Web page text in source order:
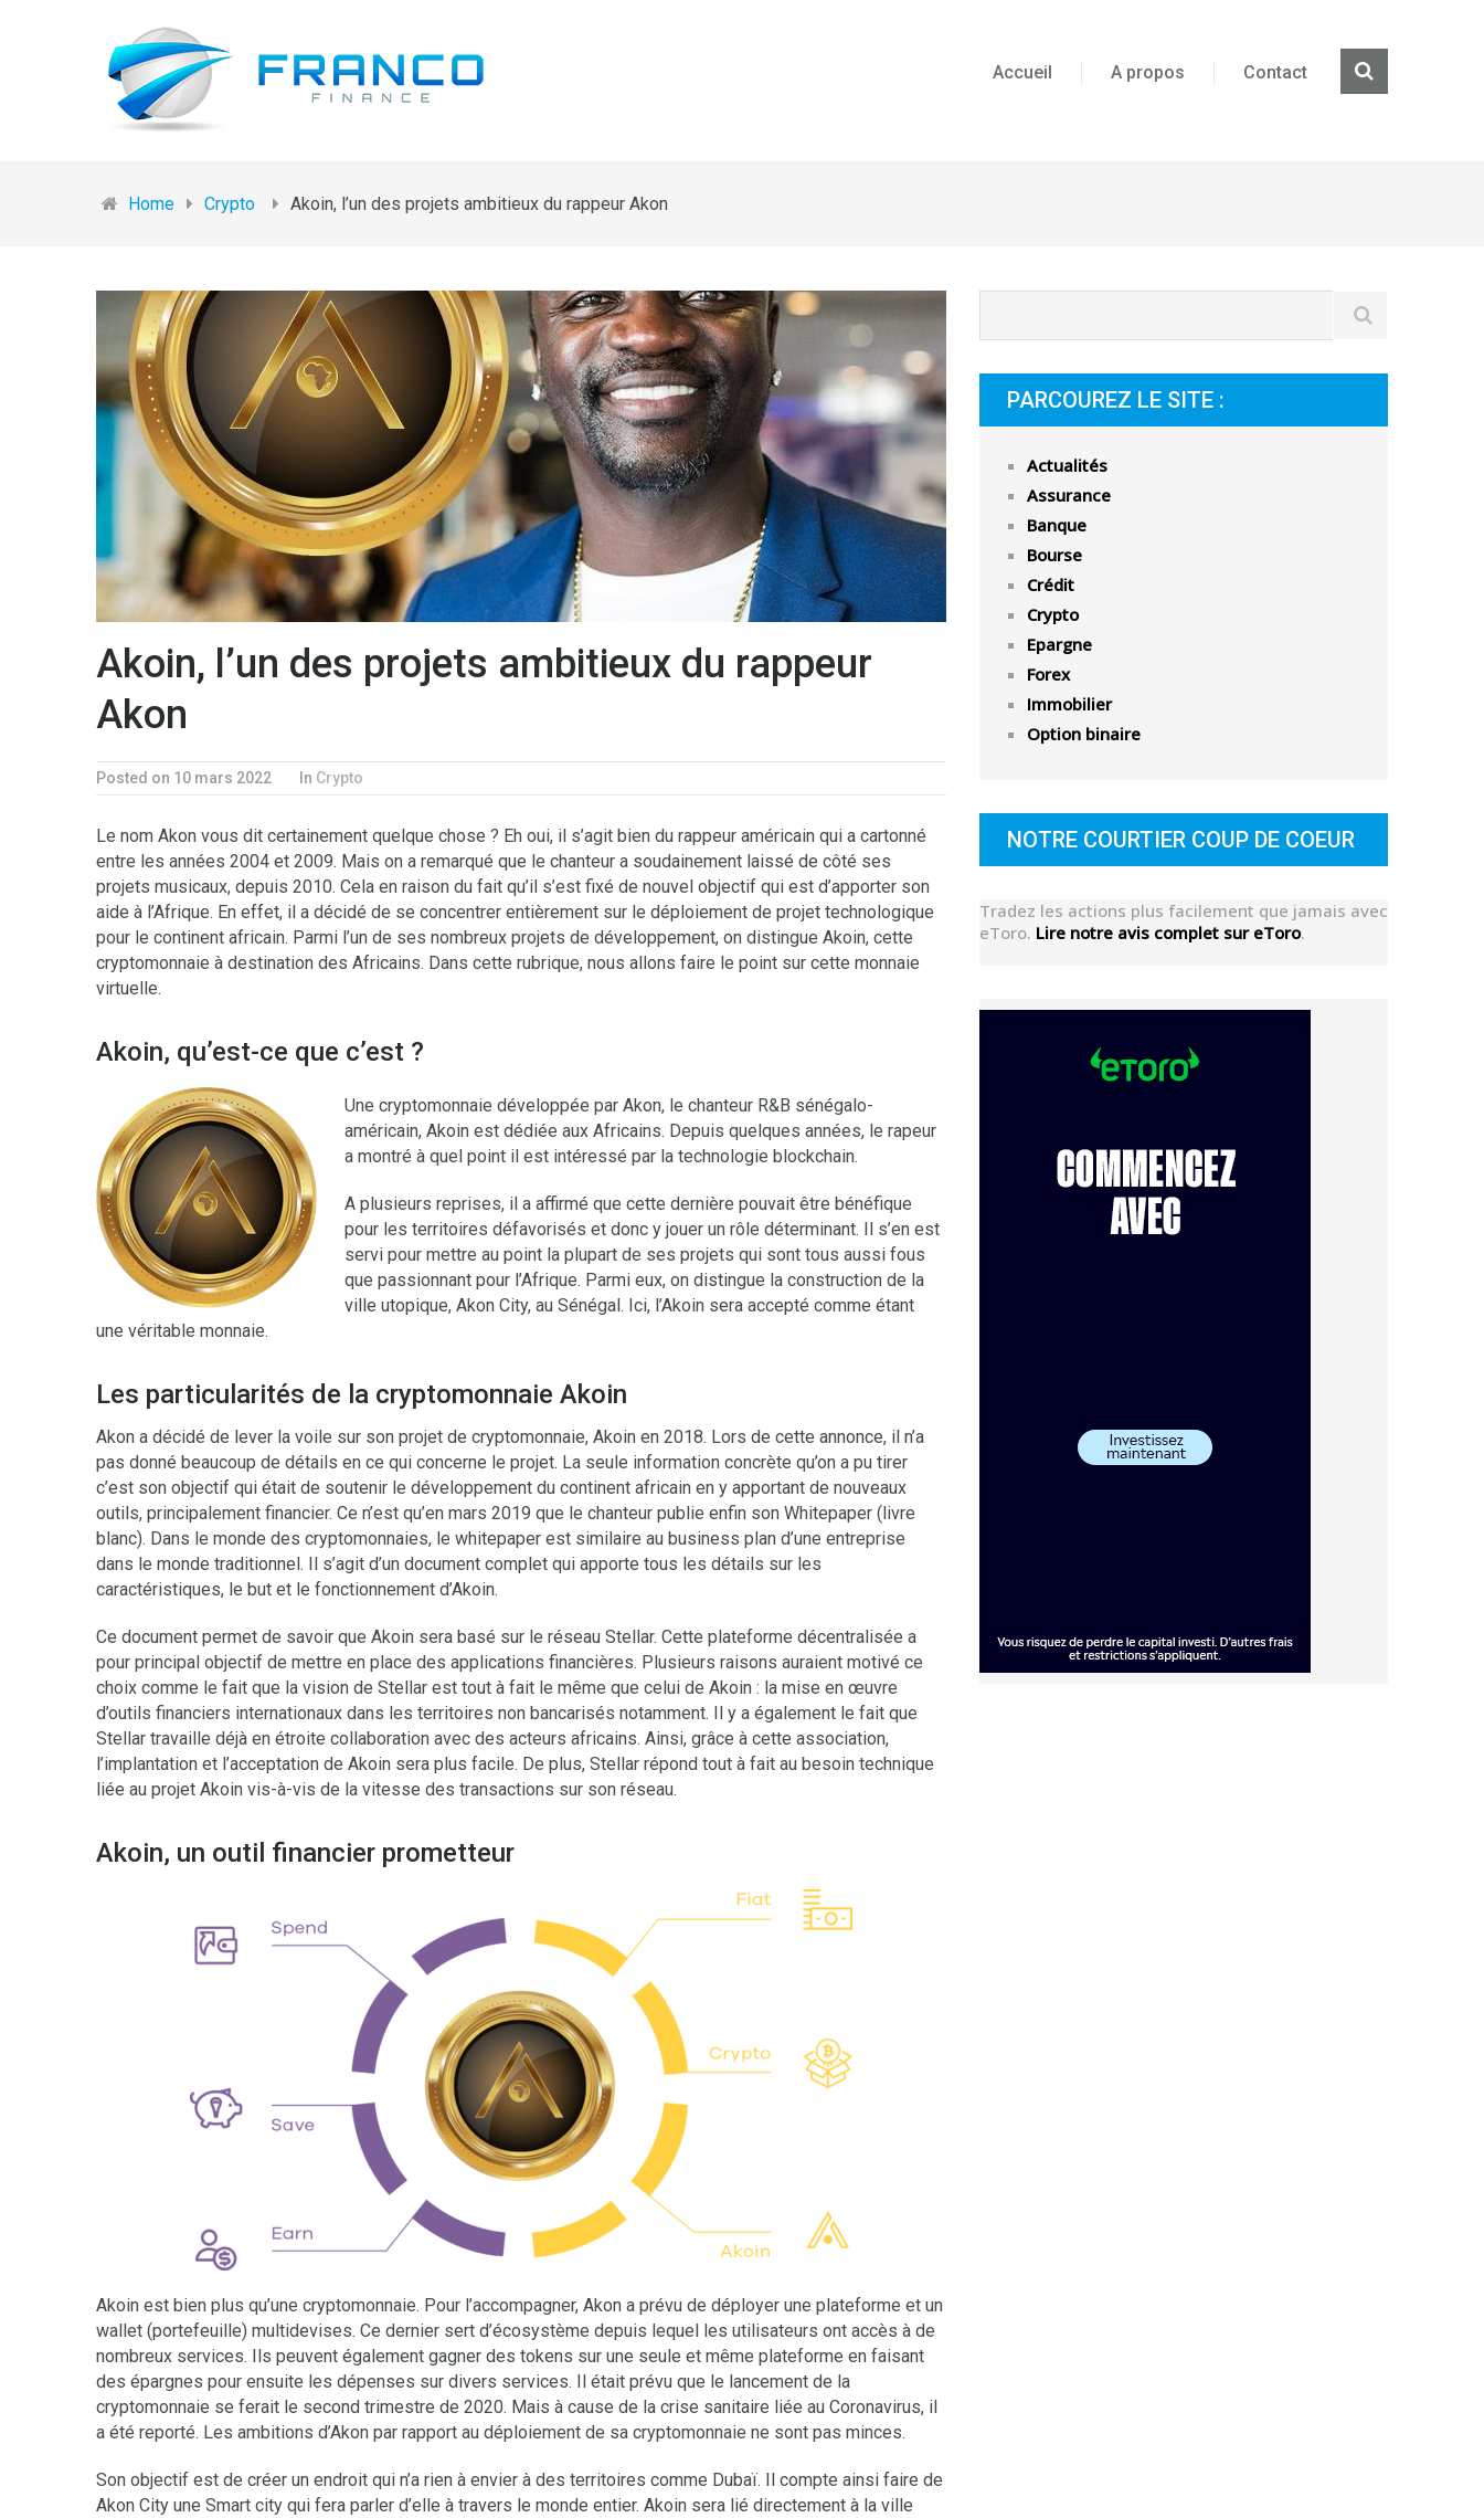
Accueil A propos Contact
Home Crypto Akoin, l’un des projets ambitieux du rappeur Akon
Akoin, l’un des projets ambitieux du rappeur
Akon
Posted on 10 mars 2022 In Crypto
Le nom Akon vous dit certainement quelque chose ? Eh oui, il s’agit bien du rappeur américain qui a cartonné
entre les années 2004 et 2009. Mais on a remarqué que le chanteur a soudainement laissé de côté ses
projets musicaux, depuis 2010. Cela en raison du fait qu’il s’est fixé de nouvel objectif qui est d’apporter son
aide à l’Afrique. En effet, il a décidé de se concentrer entièrement sur le déploiement de projet technologique
pour le continent africain. Parmi l’un de ses nombreux projets de développement, on distingue Akoin, cette
cryptomonnaie à destination des Africains. Dans cette rubrique, nous allons faire le point sur cette monnaie
virtuelle.
Akoin, qu’est-ce que c’est ?
Une cryptomonnaie développée par Akon, le chanteur R&B sénégalo-
américain, Akoin est dédiée aux Africains. Depuis quelques années, le rapeur
a montré à quel point il est intéressé par la technologie blockchain.
A plusieurs reprises, il a affirmé que cette dernière pouvait être bénéfique
pour les territoires défavorisés et donc y jouer un rôle déterminant. Il s’en est
servi pour mettre au point la plupart de ses projets qui sont tous aussi fous
que passionnant pour l’Afrique. Parmi eux, on distingue la construction de la
ville utopique, Akon City, au Sénégal. Ici, l’Akoin sera accepté comme étant
une véritable monnaie.
Les particularités de la cryptomonnaie Akoin
Akon a décidé de lever la voile sur son projet de cryptomonnaie, Akoin en 2018. Lors de cette annonce, il n’a
pas donné beaucoup de détails en ce qui concerne le projet. La seule information concrète qu’on a pu tirer
c’est son objectif qui était de soutenir le développement du continent africain en y apportant de nouveaux
outils, principalement financier. Ce n’est qu’en mars 2019 que le chanteur publie enfin son Whitepaper (livre
blanc). Dans le monde des cryptomonnaies, le whitepaper est similaire au business plan d’une entreprise
dans le monde traditionnel. Il s’agit d’un document complet qui apporte tous les détails sur les
caractéristiques, le but et le fonctionnement d’Akoin.
Ce document permet de savoir que Akoin sera basé sur le réseau Stellar. Cette plateforme décentralisée a
pour principal objectif de mettre en place des applications financières. Plusieurs raisons auraient motivé ce
choix comme le fait que la vision de Stellar est tout à fait le même que celui de Akoin : la mise en œuvre
d’outils financiers internationaux dans les territoires non bancarisés notamment. Il y a également le fait que
Stellar travaille déjà en étroite collaboration avec des acteurs africains. Ainsi, grâce à cette association,
l’implantation et l’acceptation de Akoin sera plus facile. De plus, Stellar répond tout à fait au besoin technique
liée au projet Akoin vis-à-vis de la vitesse des transactions sur son réseau.
Akoin, un outil financier prometteur
Akoin est bien plus qu’une cryptomonnaie. Pour l’accompagner, Akon a prévu de déployer une plateforme et un
wallet (portefeuille) multidevises. Ce dernier sert d’écosystème depuis lequel les utilisateurs ont accès à de
nombreux services. Ils peuvent également gagner des tokens sur une seule et même plateforme en faisant
des épargnes pour ensuite les dépenses sur divers services. Il était prévu que le lancement de la
cryptomonnaie se ferait le second trimestre de 2020. Mais à cause de la crise sanitaire liée au Coronavirus, il
a été reporté. Les ambitions d’Akon par rapport au déploiement de sa cryptomonnaie ne sont pas minces.
Son objectif est de créer un endroit qui n’a rien à envier à des territoires comme Dubaï. Il compte ainsi faire de
Akon City une Smart city qui fera parler d’elle à travers le monde entier. Akoin sera lié directement à la ville
PARCOUREZ LE SITE :
Actualités
Assurance
Banque
Bourse
Crédit
Crypto
Epargne
Forex
Immobilier
Option binaire
NOTRE COURTIER COUP DE COEUR
Tradez les actions plus facilement que jamais avec
eToro. Lire notre avis complet sur eToro.